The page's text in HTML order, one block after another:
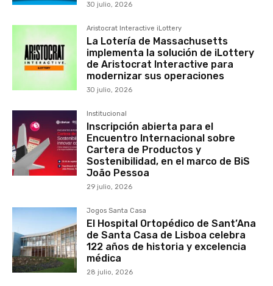
30 julio, 2026
Aristocrat Interactive iLottery
La Lotería de Massachusetts
implementa la solución de iLottery
de Aristocrat Interactive para
modernizar sus operaciones
30 julio, 2026
Institucional
Inscripción abierta para el
Encuentro Internacional sobre
Cartera de Productos y
Sostenibilidad, en el marco de BiS
João Pessoa
29 julio, 2026
Jogos Santa Casa
El Hospital Ortopédico de Sant’Ana
de Santa Casa de Lisboa celebra
122 años de historia y excelencia
médica
28 julio, 2026